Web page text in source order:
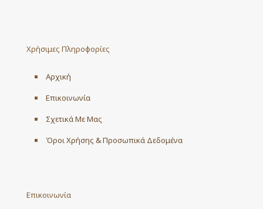
Χρήσιμες Πληροφορίες
Αρχική
Επικοινωνία
Σχετικά Με Μας
Όροι Χρήσης & Προσωπικά Δεδομένα
Επικοινωνία